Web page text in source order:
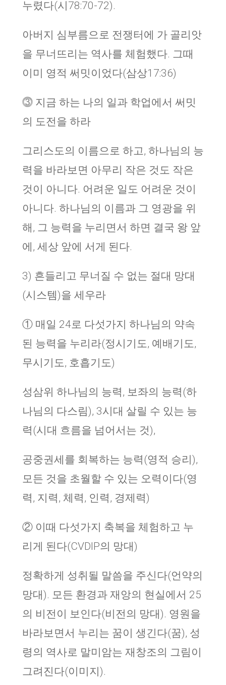
누렸다(시78:70-72).
아버지 심부름으로 전쟁터에 가 골리앗
을 무너뜨리는 역사를 체험했다. 그때
이미 영적 써밋이었다(삼상17:36)
⓷ 지금 하는 나의 일과 학업에서 써밋
의 도전을 하라
그리스도의 이름으로 하고, 하나님의 능
력을 바라보면 아무리 작은 것도 작은
것이 아니다. 어려운 일도 어려운 것이
아니다. 하나님의 이름과 그 영광을 위
해, 그 능력을 누리면서 하면 결국 왕 앞
에, 세상 앞에 서게 된다.
3) 흔들리고 무너질 수 없는 절대 망대
(시스템)을 세우라
① 매일 24로 다섯가지 하나님의 약속
된 능력을 누리라(정시기도, 예배기도,
무시기도, 호흡기도)
성삼위 하나님의 능력, 보좌의 능력(하
나님의 다스림), 3시대 살릴 수 있는 능
력(시대 흐름을 넘어서는 것),
공중권세를 회복하는 능력(영적 승리),
모든 것을 초월할 수 있는 오력이다(영
력, 지력, 체력, 인력, 경제력)
② 이때 다섯가지 축복을 체험하고 누
리게 된다(CVDIP의 망대)
정확하게 성취될 말씀을 주신다(언약의
망대). 모든 환경과 재앙의 현실에서 25
의 비전이 보인다(비전의 망대). 영원을
바라보면서 누리는 꿈이 생긴다(꿈), 성
령의 역사로 말미암는 재창조의 그림이
그려진다(이미지).